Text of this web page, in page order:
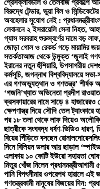
প্রেসক্লাবডাল ও তেলবীজ প্রকল্পে
বিরুদ্ধে টেন্ডার, ভুয়া বিল ও
অবহেলার সুযোগ নেই : প্রধানমন্ত্রী
লেবাননে ২ ইসরায়েলি সেনা নিহত,
গ্যাস সরবরাহ শুরুস্বর্ণের দামে বড়
জোড়া গোল ও রেকর্ড গড়ে মায়ামির জয়
সতর্কতাআজ থেকে উন্মুক্ত ‘জুলাই
ইরানের নতুন হুঁশিয়ারি, উপসাগরীয়
কর্মসূচি, জগন্নাথ বিশ্ববিদ্যালয়ে সভা-
এর গণঅভ্যুত্থান ও গণতন্ত্র’ শীর্ষক
‘গজনি’খ্যাত অভিনেতা প্রদীপ রাওয়াত
ক্রসফায়ারের নামে সাড়ে ৪ হাজারেরও
ক্ষেপণাস্ত্র দিয়ে সৌদি তেল ট্যাংকারে
পর ১৮ তলা থেকে লাফ দিয়েও
ছাত্রীকে সংঘবদ্ধ ধর্ষণ-ভিডিও ধারণ,
বিয়ের পিঁড়িতে বসছেন রোনালদো
দিনে বিলিয়ন ডলার আয় ছাড়াল
এলাকায় ১০ কোটি ইউরো সহায়তা
মিতুর খোঁজ নিলেন প্রধানমন্ত্রীআগামী ৫
পানি বিপৎসীমার ওপরেপথ হারালে এই
গণতন্ত্রকামী মানুষের বিজয়ের দিন: